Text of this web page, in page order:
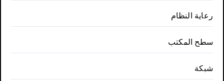
رعاية النظام
سطح المكتب
شبكة